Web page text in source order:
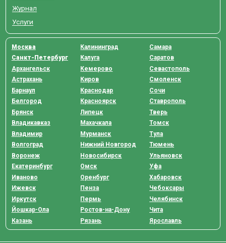
Журнал
Услуги
Москва
Санкт-Петербург
Архангельск
Астрахань
Барнаул
Белгород
Брянск
Владикавказ
Владимир
Волгоград
Воронеж
Екатеринбург
Иваново
Ижевск
Иркутск
Йошкар-Ола
Казань
Калининград
Калуга
Кемерово
Киров
Краснодар
Красноярск
Липецк
Махачкала
Мурманск
Нижний Новгород
Новосибирск
Омск
Оренбург
Пенза
Пермь
Ростов-на-Дону
Рязань
Самара
Саратов
Севастополь
Смоленск
Сочи
Ставрополь
Тверь
Томск
Тула
Тюмень
Ульяновск
Уфа
Хабаровск
Чебоксары
Челябинск
Чита
Ярославль